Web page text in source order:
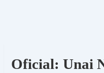
Oficial: Unai